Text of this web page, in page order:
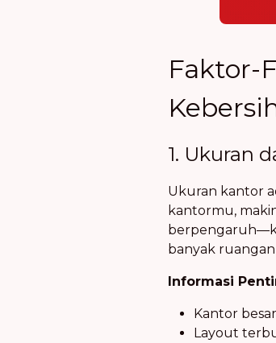
Faktor-
1. Ukuran
Ukuran kantor
kantormu,
banyak ruangan
Informasi
Kantor
Layout